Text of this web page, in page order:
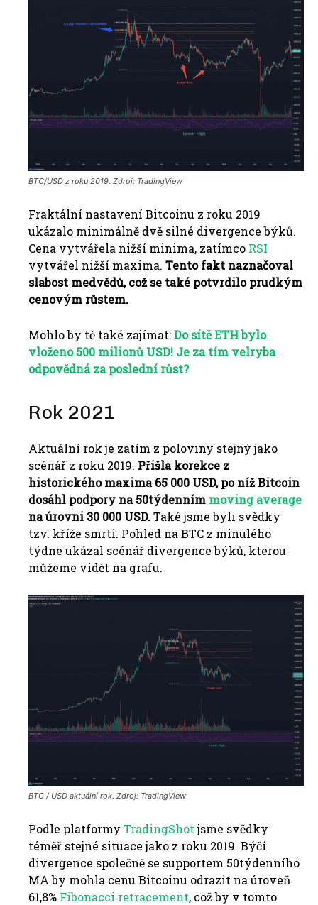
BTC/USD z roku 2019. Zdroj: TradingView
Fraktální nastavení Bitcoinu z roku 2019
ukázalo minimálně dvě silné divergence býků.
Cena vytvářela nižší minima, zatímco RSI
vytvářel nižší maxima. Tentofakt naznačoval
slabost medvědů, což se také potvrdilo prudkým
cenovým růstem.
Mohlo by tě také zajímat:Do sítě ETH bylo
vloženo 500 milionů USD! Je za tím velryba
odpovědná za poslední růst?
Rok 2021
Aktuální rok je zatím z poloviny stejný jako
scénář z roku 2019. Přišla korekce z
historického maxima 65 000 USD, po níž Bitcoin
dosáhl podpory na 50týdenním moving average
na úrovni 30 000 USD.Také jsme byli svědky
tzv. kříže smrti. Pohled na BTC z minulého
týdne ukázal scénář divergence býků, kterou
můžeme vidět na grafu.
BTC / USD aktuální rok. Zdroj: TradingView
Podle platformy TradingShotjsme svědky
téměř stejné situace jako z roku 2019. Býčí
divergence společně se supportem 50týdenního
MA by mohla cenu Bitcoinu odrazit na úroveň
61,8% Fibonacci retracement, což by v tomto